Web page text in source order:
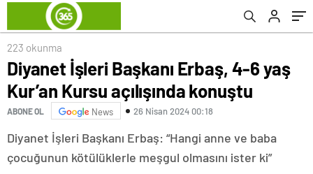
223 okunma
Diyanet İşleri Başkanı Erbaş, 4-6 yaş
Kur’an Kursu açılışında konuştu
ABONE OL News 26 Nisan 2024 00:18
Diyanet İşleri Başkanı Erbaş: “Hangi anne ve baba
çocuğunun kötülüklerle meşgul olmasını ister ki”